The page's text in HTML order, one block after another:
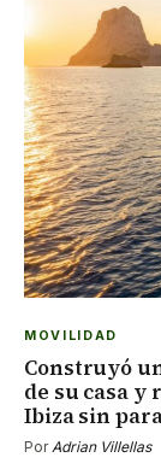
MOVILIDAD
Construyó
de su casa y
Ibiza sin
Por Adrian Villellas